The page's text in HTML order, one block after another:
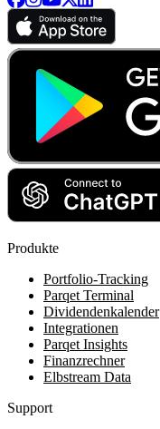
Produkte
Portfolio-Tracking
Parqet Terminal
Dividendenkalender
Integrationen
Parqet Insights
Finanzrechner
Elbstream Data
Support